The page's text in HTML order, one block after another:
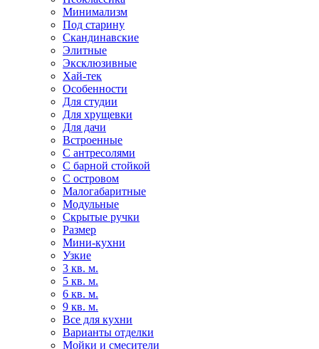
Минимализм
Под старину
Скандинавские
Элитные
Эксклюзивные
Хай-тек
Особенности
Для студии
Для хрущевки
Для дачи
Встроенные
С антресолями
С барной стойкой
С островом
Малогабаритные
Модульные
Скрытые ручки
Размер
Мини-кухни
Узкие
3 кв. м.
5 кв. м.
6 кв. м.
9 кв. м.
Все для кухни
Варианты отделки
Мойки и смесители